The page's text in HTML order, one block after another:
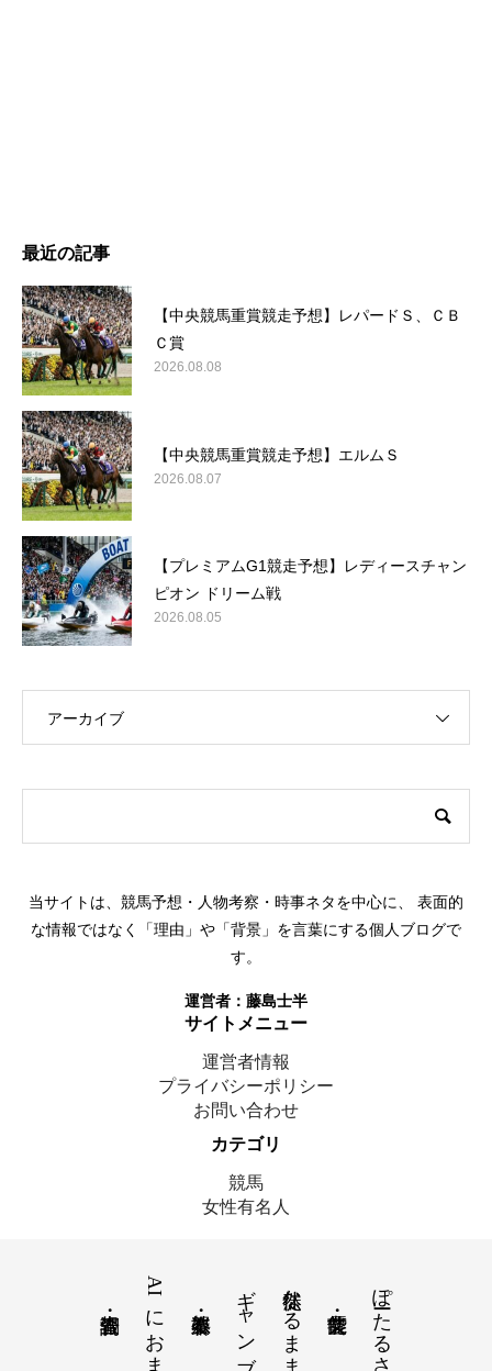
最近の記事
【中央競馬重賞競走予想】レパードＳ、ＣＢ
Ｃ賞
2026.08.08
【中央競馬重賞競走予想】エルムＳ
2026.08.07
【プレミアムG1競走予想】レディースチャン
ピオン ドリーム戦
2026.08.05
アーカイブ
当サイトは、競馬予想・人物考察・時事ネタを中心に、 表面的
な情報ではなく「理由」や「背景」を言葉にする個人ブログで
す。
運営者： 藤島士半
サイトメニュー
運営者情報
プライバシーポリシー
お問い合わせ
カテゴリ
競馬
女性有名人
© 2025 藤島士半｜ここにいます
徒然なるままに
ギャンブル
AIにおまかせ